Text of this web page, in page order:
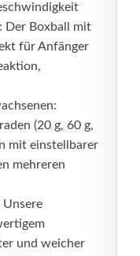
Der Boxball mit
für Anfänger
(20 g, 60 g,
mit einstellbarer
mehreren
Unsere
und weicher